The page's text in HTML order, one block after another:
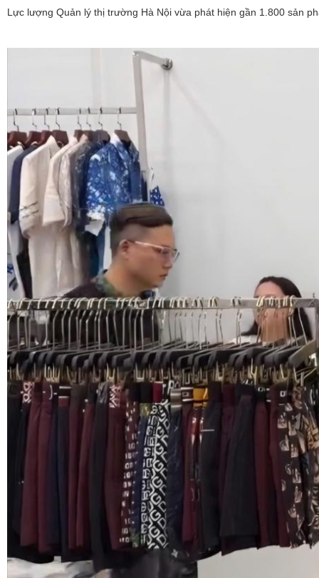
Lực lượng Quản lý thị trường Hà Nội vừa phát hiện gần 1.800 sản